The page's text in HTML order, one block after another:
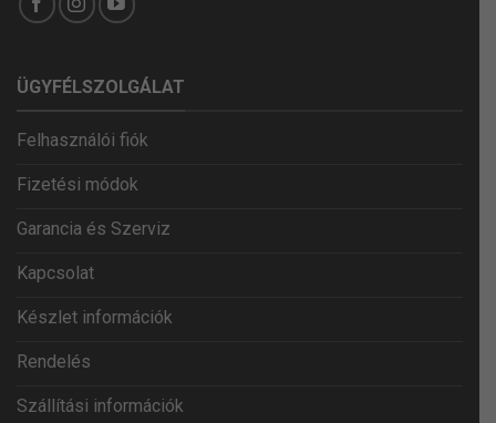
ÜGYFÉLSZOLGÁLAT
Felhasználói fiók
Fizetési módok
Garancia és Szerviz
Kapcsolat
Készlet információk
Rendelés
Szállítási információk